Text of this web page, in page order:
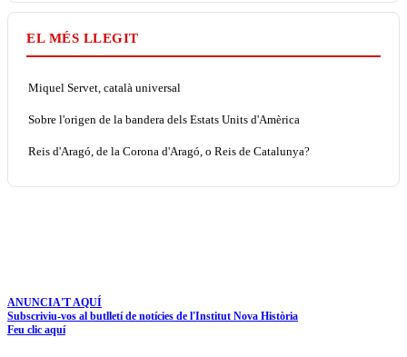
EL MÉS LLEGIT
Miquel Servet, català universal
Sobre l'origen de la bandera dels Estats Units d'Amèrica
Reis d'Aragó, de la Corona d'Aragó, o Reis de Catalunya?
ANUNCIA'T AQUÍ
Subscriviu-vos al butlletí de notícies de l'Institut Nova Història
Feu clic aquí